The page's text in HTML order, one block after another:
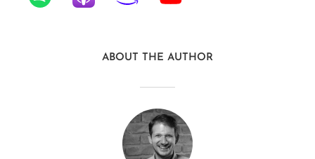
ABOUT THE AUTHOR